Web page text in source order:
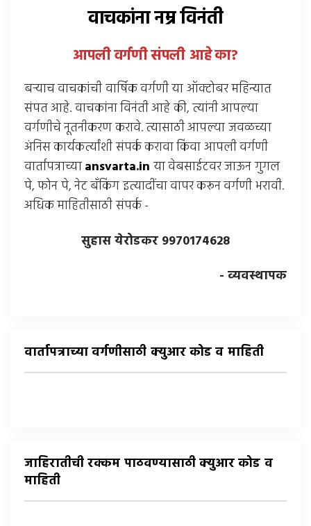
वाचकांना नम्र विनंती
आपली वर्गणी संपली आहेका?
बर्‍याच वाचकांची वार्षिक वर्गणी या ऑक्टोबर महिन्यात
संपत आहे. वाचकांना विनंती आहे की, त्यांनी आपल्या
वर्गणीचे नूतनीकरण करावे. त्यासाठी आपल्या जवळच्या
अंनिस कार्यकर्त्यांशी संपर्क करावा किंवा आपली वर्गणी
वार्तापत्राच्याansvarta.in या वेबसाईटवर जाऊन गुगल
पे, फोन पे, नेट बँकिंग इत्यादींचा वापर करून वर्गणी भरावी.
अधिक माहितीसाठी संपर्क -
सुहास येरोडकर 9970174628
- व्यवस्थापक
वार्तापत्राच्या वर्गणीसाठी क्युआर कोड व माहिती
जाहिरातीची रक्कम पाठवण्यासाठी क्युआर कोड व
माहिती